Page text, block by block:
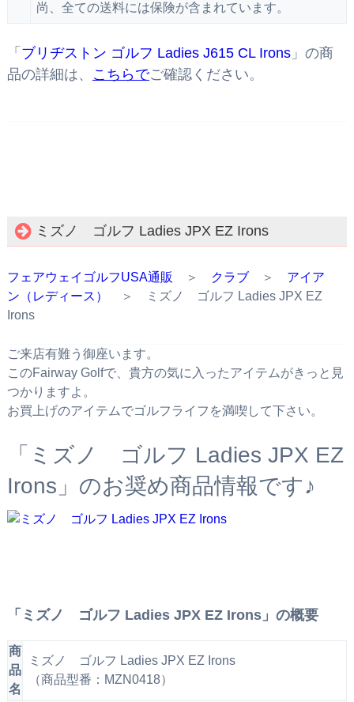
尚、全ての送料には保険が含まれています。
「 ブリヂストン ゴルフ Ladies J615 CL Irons」の商
品の詳細は、
こちらでご確認ください。
ミズノ ゴルフ Ladies JPX EZ Irons
フェアウェイゴルフUSA通販 ＞ クラブ＞ アイア
ン（レディース）
＞ ミズノ ゴルフ Ladies JPX EZ
Irons
ご来店有難う御座います。
このFairway Golfで、貴方の気に入ったアイテムがきっと見
つかりますよ。
お買上げのアイテムでゴルフライフを満喫して下さい。
「ミズノ ゴルフ Ladies JPX EZ
Irons」のお奨め商品情報です♪
「ミズノ ゴルフ Ladies JPX EZ Irons」の概要
商
品
名
ミズノ ゴルフ Ladies JPX EZ Irons
（商品型番：MZN0418）